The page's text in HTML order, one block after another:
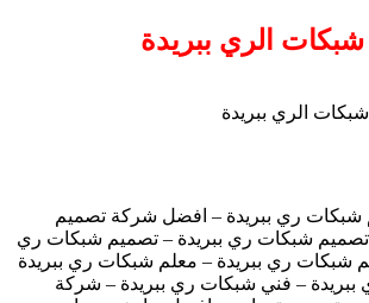
الري ببريدة
الري ببريدة
ري ببريدة – افضل شركة تصميم
شبكات ري ببريدة – تصميم شبكات ري
شبكات ري ببريدة – معلم شبكات ري ببريدة
– فني شبكات ري ببريدة – شركة